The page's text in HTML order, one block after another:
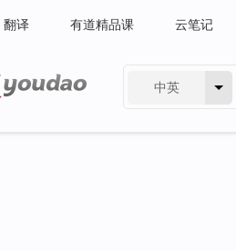
翻译 有道精品课 云笔记
中英